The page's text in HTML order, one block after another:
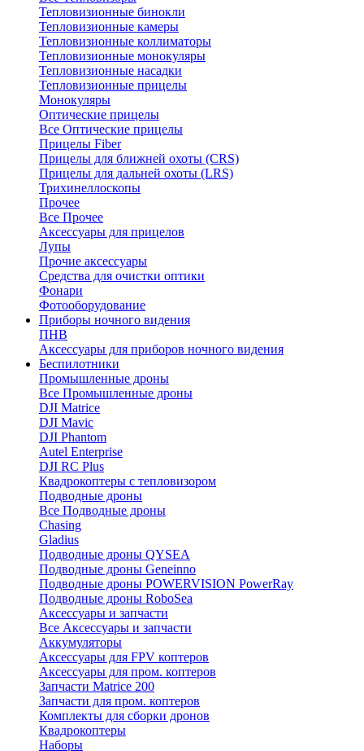
Тепловизионные бинокли
Тепловизионные камеры
Тепловизионные коллиматоры
Тепловизионные монокуляры
Тепловизионные насадки
Тепловизионные прицелы
Монокуляры
Оптические прицелы
Все Оптические прицелы
Прицелы Fiber
Прицелы для ближней охоты (CRS)
Прицелы для дальней охоты (LRS)
Трихинеллоскопы
Прочее
Все Прочее
Аксессуары для прицелов
Лупы
Прочие аксессуары
Средства для очистки оптики
Фонари
Фотооборудование
Приборы ночного видения
ПНВ
Аксессуары для приборов ночного видения
Беспилотники
Промышленные дроны
Все Промышленные дроны
DJI Matrice
DJI Mavic
DJI Phantom
Autel Enterprise
DJI RC Plus
Квадрокоптеры с тепловизором
Подводные дроны
Все Подводные дроны
Chasing
Gladius
Подводные дроны QYSEA
Подводные дроны Geneinno
Подводные дроны POWERVISION PowerRay
Подводные дроны RoboSea
Аксессуары и запчасти
Все Аксессуары и запчасти
Аккумуляторы
Аксессуары для FPV коптеров
Аксессуары для пром. коптеров
Запчасти Matrice 200
Запчасти для пром. коптеров
Комплекты для сборки дронов
Квадрокоптеры
Наборы